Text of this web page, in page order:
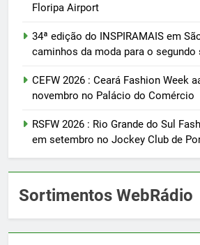
Floripa Airport
34ª edição do INSPIRAMAIS em
caminhos da moda para o segundo
CEFW 2026 : Ceará Fashion Week
novembro no Palácio do Comércio
RSFW 2026 : Rio Grande do Sul
em setembro no Jockey Club de
Sortimentos WebRádio